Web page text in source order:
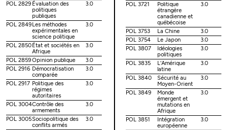
POL 2829 Évaluation des
politiques
publiques
3.0
POL 2849 Les méthodes
expérimentales en
science politique
3.0
POL 2850 État et sociétés en
Afrique
3.0
POL 2859Opinion publique
3.0
POL 2916 Démocratisation
comparée
3.0
POL 2917 Politique des
régimes
autoritaires
3.0
POL 3004Contrôle des
armements
3.0
POL 3005Sociopolitique des
conflits armés
3.0
POL 3721
Politique
étrangère
canadienne et
québécoise
3.0
POL 3753 La Chine
3.0
POL 3754
Le Japon
3.0
POL 3807
Idéologies
politiques
3.0
POL 3835
L'Amérique
latine
3.0
POL 3840
Sécurité au
Moyen-Orient
3.0
POL 3849
Monde
émergent et
mutations en
Afrique
3.0
POL 3851
Intégration
européenne
3.0